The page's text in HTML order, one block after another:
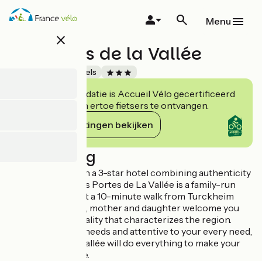
Overslaan
en
close
Menu
Les Portes de la Vallée
Hotels
Deze accommodatie is Accueil Vélo gecertificeerd
en verbindt zich ertoe fietsers te ontvangen.
Haar verplichtingen bekijken
Beschrijving
Discover Alsace in a 3-star hotel combining authenticity
and modernity. Les Portes de La Vallée is a family-run
establishment just a 10-minute walk from Turckheim
town center. Here, mother and daughter welcome you
with all the hospitality that characterizes the region.
Attentive to your needs and attentive to your every need,
Les Portes de la Vallée will do everything to make your
stay unforgettable.